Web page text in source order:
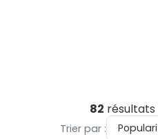
82 résultats
Trier par :